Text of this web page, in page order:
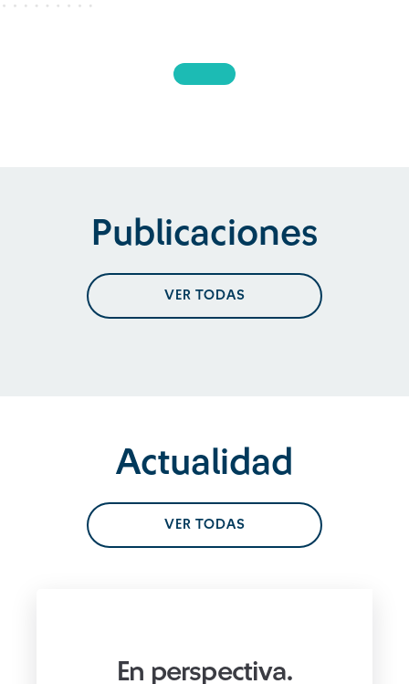
Publicaciones
VER TODAS
Actualidad
VER TODAS
En perspectiva.